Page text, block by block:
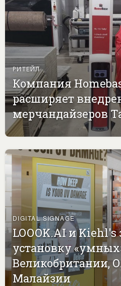
РИТЕЙЛ
Компания
расширяет
мерчандайзеров
DIGITAL SIGNAGE
LOOOK.AI и Kiehl's
установку
Великобритании,
Малайзии